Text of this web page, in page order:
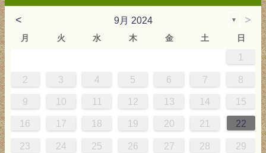
< 9月 2024 ▼ >
月 火 水 木 金 土 日
1
2 3 4 5 6 7 8
9 10 11 12 13 14 15
16 17 18 19 20 21 22
23 24 25 26 27 28 29